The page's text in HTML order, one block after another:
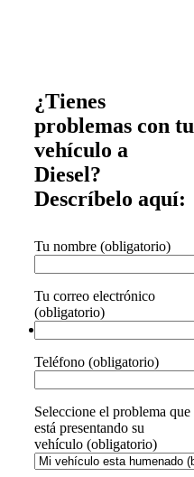
¿Tienes
problemas con tu
vehículo a
Diesel?
Descríbelo aquí:
Tu nombre (obligatorio)
Tu correo electrónico
(obligatorio)
Teléfono (obligatorio)
Seleccione el problema que
está presentando su
vehículo (obligatorio)